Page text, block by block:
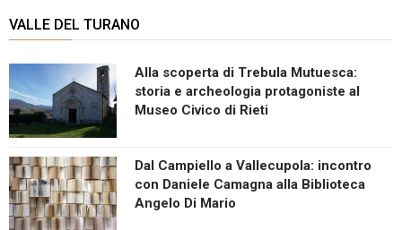
VALLE DEL TURANO
Alla scoperta di Trebula Mutuesca:
storia e archeologia protagoniste al
Museo Civico di Rieti
Dal Campiello a Vallecupola: incontro
con Daniele Camagna alla Biblioteca
Angelo Di Mario